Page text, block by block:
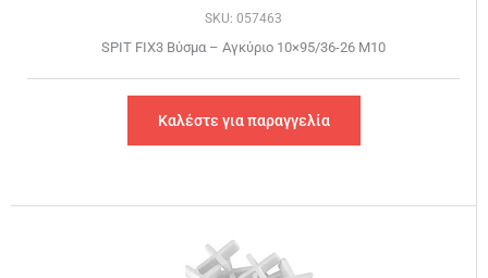
SKU: 057463
SPIT FIX3 Βύσμα – Αγκύριο 10×95/36-26 Μ10
Καλέστε για παραγγελία